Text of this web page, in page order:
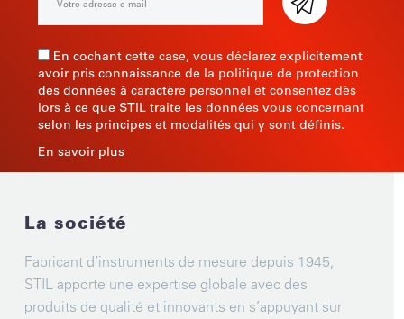
En cochant cette case, vous déclarez explicitement
avoir pris connaissance de la politique de protection
des données à caractère personnel et consentez dès
lors à ce que STIL traite les données vous concernant
selon les principes et modalités qui y sont définis.
En savoir plus
La société
Fabricant d’instruments de mesure depuis 1945,
STIL apporte une expertise globale avec des
produits de qualité et innovants en s’appuyant sur